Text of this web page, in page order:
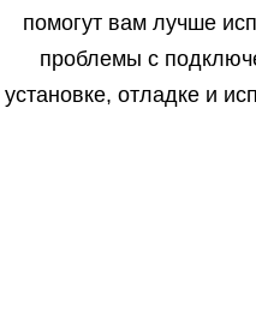
помогут вам лучше
проблемы с
установке, отладке и